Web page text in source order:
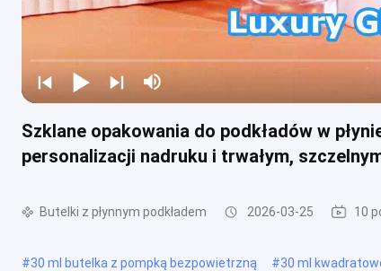
Szklane opakowania do podkładów w
personalizacji nadruku i trwałym,
Butelki z płynnym podkładem 2026-03-25 10
#30 ml butelka z pompką bezpowietrzną #30 ml